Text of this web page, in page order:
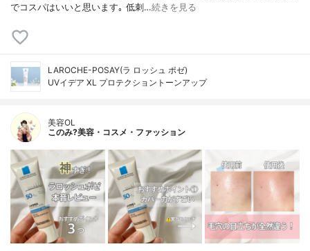
でコスパはいいと思います｡ 低刺…続きを見る
LAROCHE-POSAY(ラ ロッシュ ポゼ)
UVイデア XL プロテクショントーンアップ
美容OL
このみ?美容・コスメ・ファッション